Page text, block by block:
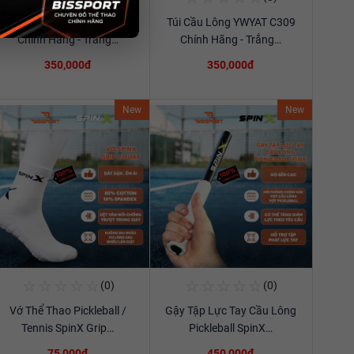
Xem chi tiết
Túi Cầu Lông YWYAT C309
Chính Hãng - Trắng…
350,000đ
Xem chi tiết
Túi Cầu Lông YWYAT C309
Chính Hãng - Trắng…
350,000đ
New
(0)
Vớ Thể Thao Pickleball /
Tennis SpinX Grip…
New
Xem chi tiết
(0)
Gậy Tập Lực Tay Cầu Lông
Pickleball SpinX…